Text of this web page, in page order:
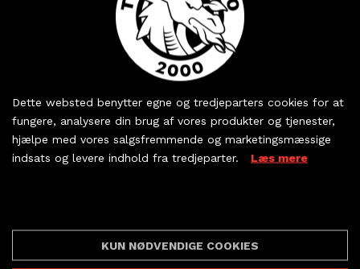
Køb dine billetter og
dine partnerbilletter
KØB BILLET
Månedens TTH-profil præsenteres i
samarbejde med Sortberg-Hansen:
FORRIGE
Dette websted benytter egne og tredjeparters cookies for at
fungere, analysere din brug af vores produkter og tjenester,
hjælpe med vores salgsfremmende og marketingsmæssige
indsats og levere indhold fra tredjeparter. Læs mere
KUN NØDVENDIGE COOKIES